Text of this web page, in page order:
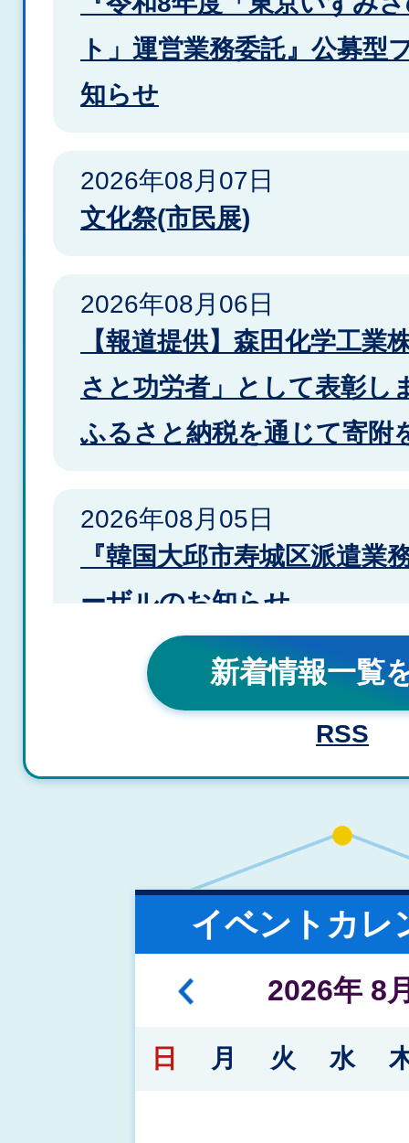
ト」運営業務委託』公募型
知らせ
2026年08月07日
文化祭(市民展)
2026年08月06日
【報道提供】森田化学工業
さと功労者」として表彰し
ふるさと納税を通じて寄附
2026年08月05日
『韓国大邱市寿城区派遣業
ーザルのお知らせ
2026年08月03日
泉佐野おしゃれカフェ【泉
ャパン株式会社】参加者募
2026年08月03日
泉佐野市第5次障害者計画
画・第4期障害児福祉計画
託 公募型プロポーザル実施
2026年08月03日
新着情報一覧
RSS
イベントカレ
2026年 8
日 月 火 水